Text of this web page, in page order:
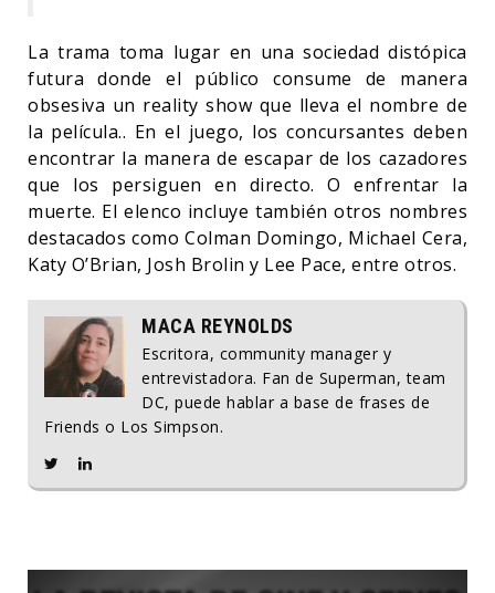
La trama toma lugar en una sociedad distópica
futura donde el público consume de manera
obsesiva un reality show que lleva el nombre de
la película.. En el juego, los concursantes deben
encontrar la manera de escapar de los cazadores
que los persiguen en directo. O enfrentar la
muerte. El elenco incluye también otros nombres
destacados como Colman Domingo, Michael Cera,
Katy O’Brian, Josh Brolin y Lee Pace, entre otros.
MACA REYNOLDS
Escritora, community manager y
entrevistadora. Fan de Superman, team
DC, puede hablar a base de frases de
Friends o Los Simpson.